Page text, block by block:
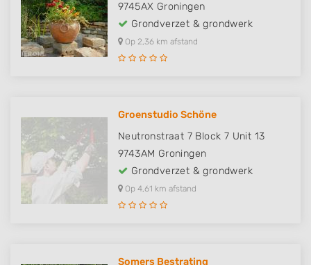
9745AX Groningen
Grondverzet & grondwerk
Op 2,36 km afstand
Groenstudio Schöne
Neutronstraat 7 Block 7 Unit 13
9743AM Groningen
Grondverzet & grondwerk
Op 4,61 km afstand
Somers Bestrating